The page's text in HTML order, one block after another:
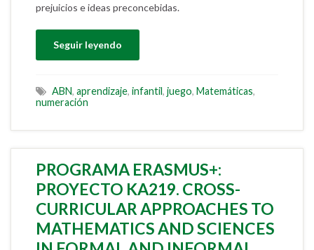
prejuicios e ideas preconcebidas.
Seguir leyendo
ABN, aprendizaje, infantil, juego, Matemáticas,
numeración
PROGRAMA ERASMUS+:
PROYECTO KA219. CROSS-
CURRICULAR APPROACHES TO
MATHEMATICS AND SCIENCES